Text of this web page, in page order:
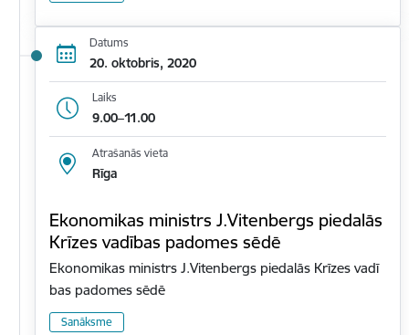
Datums
20. oktobris, 2020
Laiks
9.00–11.00
Atrašanās vieta
Rīga
Ekonomikas ministrs J.Vitenbergs piedalās
Krīzes vadības padomes sēdē
Ekonomikas ministrs J.Vitenbergs piedalās Krīzes vadī
bas padomes sēdē
Sanāksme